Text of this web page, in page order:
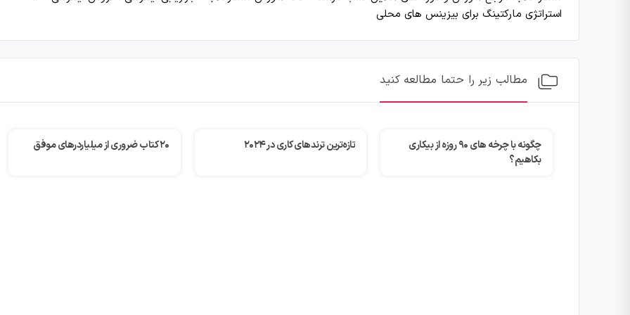
استراتژی مارکتینگ برای بیزینس های محلی
مطالب زیر را حتما مطالعه کنید
چگونه با چرخه های ۹۰ روزه از بیکاری
بکاهیم؟
تازه‌ترین ترندهای کاری در ۲۰۲۴ ۲۰ کتاب ضروری از میلیاردرهای موفق